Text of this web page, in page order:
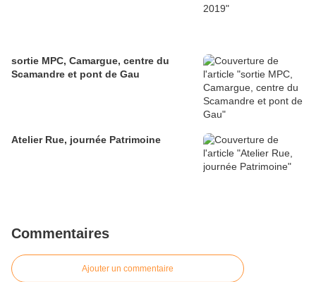
sortie MPC, Camargue, centre du
Scamandre et pont de Gau
Atelier Rue, journée Patrimoine
Commentaires
Ajouter un commentaire